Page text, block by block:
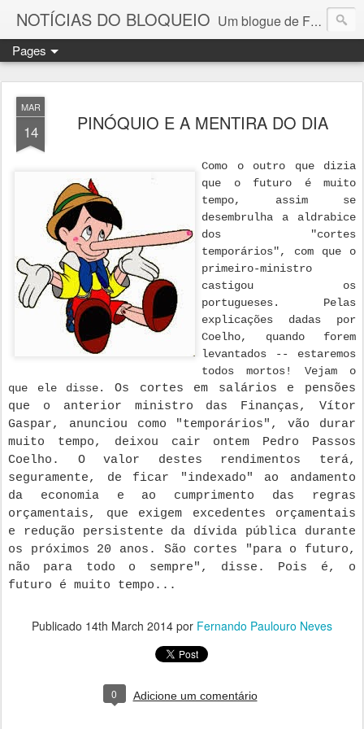
NOTÍCIAS DO BLOQUEIO Um blogue de Fernando Paulouro Neves
Pages
MAR
14 PINÓQUIO E A MENTIRA DO DIA
Como o outro que dizia
que o futuro é muito
tempo, assim se
desembrulha a aldrabice
dos "cortes
temporários", com que o
primeiro-ministro
castigou os
portugueses. Pelas
explicações dadas por
Coelho, quando forem
levantados -- estaremos
todos mortos! Vejam o
que ele disse. Os cortes em salários e pensões
que o anterior ministro das Finanças, Vítor
Gaspar, anunciou como "temporários", vão durar
muito tempo, deixou cair ontem Pedro Passos
Coelho. O valor destes rendimentos terá,
seguramente, de ficar "indexado" ao andamento
da economia e ao cumprimento das regras
orçamentais, que exigem excedentes orçamentais
e redução persistente da dívida pública durante
os próximos 20 anos. São cortes "para o futuro,
não para todo o sempre", disse. Pois é, o
futuro é muito tempo...
Publicado 14th March 2014 por Fernando Paulouro Neves
0 Adicione um comentário